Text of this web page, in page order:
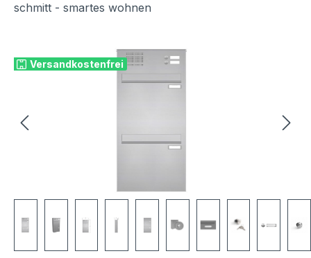
schmitt - smartes wohnen
Versandkostenfrei